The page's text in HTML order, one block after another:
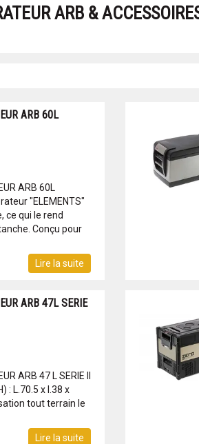
ARB &
ARB 60L
ARB 60L
"ELEMENTS"
ce qui le rend
Conçu pour
Lire la suite
ARB 47L SERIE
ARB 47 L SERIE II
: L.70.5 x l.38 x
tout terrain le
Lire la suite